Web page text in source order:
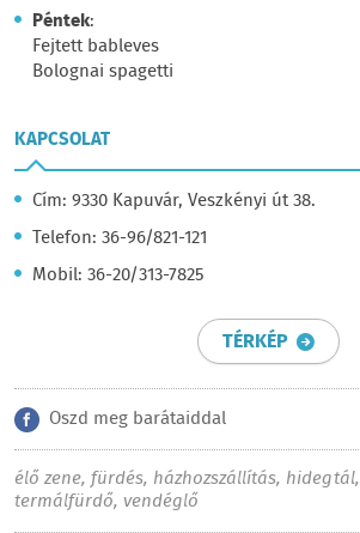
Péntek:
Fejtett bableves
Bolognai spagetti
KAPCSOLAT
Cím: 9330 Kapuvár, Veszkényi út 38.
Telefon: 36-96/821-121
Mobil: 36-20/313-7825
TÉRKÉP
Oszd meg barátaiddal
élő zene,fürdés, házhozszállítás, hidegtál,
termálfürdő, vendéglő